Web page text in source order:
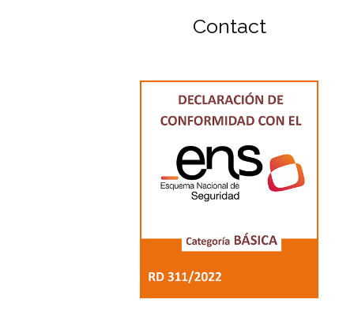
Contact